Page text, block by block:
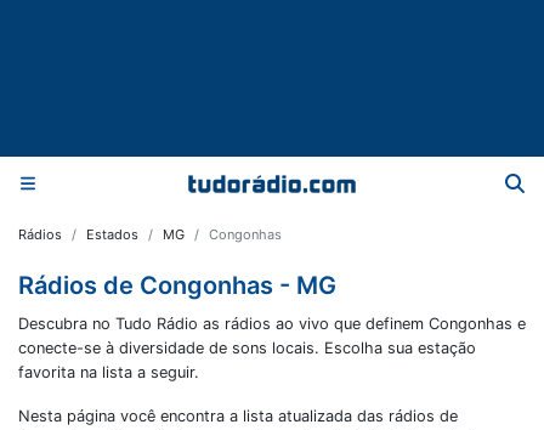
Rádios Estados MG Congonhas
Rádios de Congonhas - MG
Descubra no Tudo Rádio as rádios ao vivo que definem Congonhas e
conecte-se à diversidade de sons locais. Escolha sua estação
favorita na lista a seguir.
Nesta página você encontra a lista atualizada das rádios de